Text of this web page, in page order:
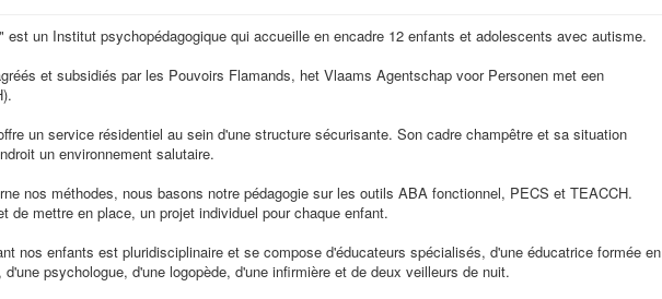
est un Institut psychopédagogique qui accueille en encadre 12 enfants et adolescents avec autisme.
et subsidiés par les Pouvoirs Flamands, het Vlaams Agentschap voor Personen met een
un service résidentiel au sein d'une structure sécurisante. Son cadre champêtre et sa situation
un environnement salutaire.
nos méthodes, nous basons notre pédagogie sur les outils ABA fonctionnel, PECS et TEACCH.
de mettre en place, un projet individuel pour chaque enfant.
nos enfants est pluridisciplinaire et se compose d'éducateurs spécialisés, d'une éducatrice formée en
psychologue, d'une logopède, d'une infirmière et de deux veilleurs de nuit.